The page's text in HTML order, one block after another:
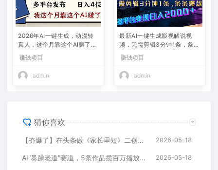
2026年AI一键生成，动漫转
真人，这个月靠这个AI赚了2
赚钱项目
admin
最新AI一键生成影视解说视
频，无需剪辑3分钟1条，条条
+
赚钱项目
admin
猜你喜欢
【夯爆了】在头条做《家长里短》二创小故事，这个月收益2w+ 2026-05-18
AI“暴躁老道”赛道，5条作品揽百万播放！（附变现全攻略） 2026-05-18